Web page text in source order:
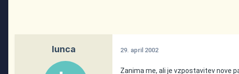
lunca 29. april 2002
Zanima me, ali je vzpostavitev nove